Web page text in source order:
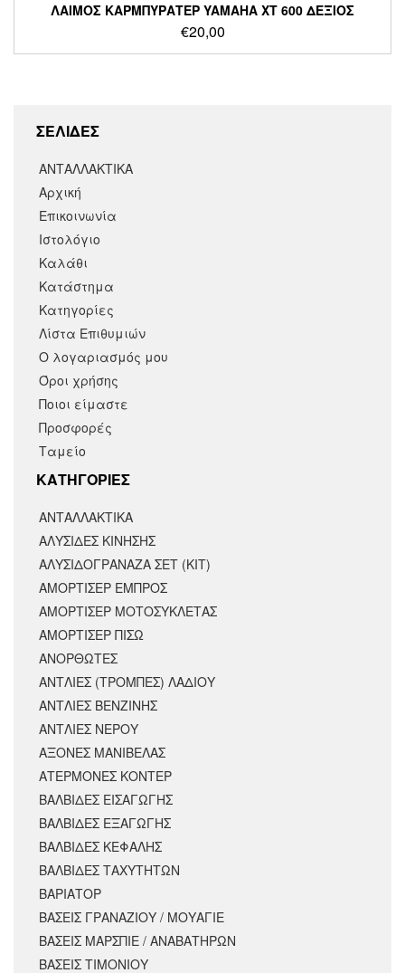
ΛΑΙΜΟΣ ΚΑΡΜΠΥΡΑΤΕΡ YAMAHA XT 600 ΔΕΞΙΟΣ
€20,00
ΣΕΛΙΔΕΣ
ΑΝΤΑΛΛΑΚΤΙΚΑ
Αρχική
Επικοινωνία
Ιστολόγιο
Καλάθι
Κατάστημα
Κατηγορίες
Λίστα Επιθυμιών
Ο λογαριασμός μου
Όροι χρήσης
Ποιοι είμαστε
Προσφορές
Ταμείο
KΑΤΗΓΟΡΙΕΣ
ΑΝΤΑΛΛΑΚΤΙΚΆ
ΑΛΥΣΙΔΕΣ ΚΙΝΗΣΗΣ
ΑΛΥΣΙΔΟΓΡΑΝΑΖΑ ΣΕΤ (ΚΙΤ)
ΑΜΟΡΤΙΣΕΡ ΕΜΠΡΟΣ
ΑΜΟΡΤΙΣΈΡ ΜΟΤΟΣΥΚΛΈΤΑΣ
ΑΜΟΡΤΙΣΕΡ ΠΙΣΩ
ΑΝΟΡΘΩΤΕΣ
ΑΝΤΛΙΕΣ (ΤΡΟΜΠΕΣ) ΛΑΔΙΟΥ
ΑΝΤΛΙΕΣ ΒΕΝΖΙΝΗΣ
ΑΝΤΛΙΕΣ ΝΕΡΟΥ
ΑΞΟΝΕΣ ΜΑΝΙΒΕΛΑΣ
ΑΤΕΡΜΟΝΕΣ ΚΟΝΤΕΡ
ΒΑΛΒΙΔΕΣ ΕΙΣΑΓΩΓΗΣ
ΒΑΛΒΙΔΕΣ ΕΞΑΓΩΓΗΣ
ΒΑΛΒΙΔΕΣ ΚΕΦΑΛΗΣ
ΒΑΛΒΙΔΕΣ ΤΑΧΥΤΗΤΩΝ
ΒΑΡΙΑΤΟΡ
ΒΑΣΕΙΣ ΓΡΑΝΑΖΙΟΥ / ΜΟΥΑΓΙΕ
ΒΑΣΕΙΣ ΜΑΡΣΠΙΕ / ΑΝΑΒΑΤΗΡΩΝ
ΒΑΣΕΙΣ ΤΙΜΟΝΙΟΥ